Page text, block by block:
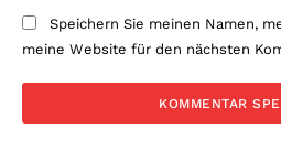
Speichern Sie meinen Namen,
meine Website für den nächsten